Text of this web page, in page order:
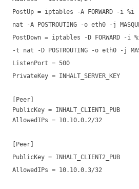
PostUp = iptables -A FORWARD -i
nat -A POSTROUTING -o eth0 -j
PostDown = iptables -D FORWARD -i
-t nat -D POSTROUTING -o eth0 -j
ListenPort = 500
PrivateKey = INHALT_SERVER_KEY
[Peer]
PublicKey = INHALT_CLIENT1_PUB
AllowedIPs = 10.10.0.2/32
[Peer]
PublicKey = INHALT_CLIENT2_PUB
AllowedIPs = 10.10.0.3/32